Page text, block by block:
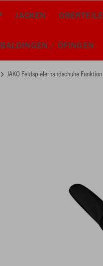
JACKEN OBERTEILE
/ ÖFINGEN
JAKO Feldspielerhandschuhe Funktion